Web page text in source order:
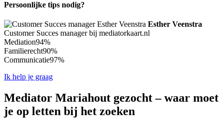
Persoonlijke tips nodig?
Esther Veenstra
Customer Succes manager bij mediatorkaart.nl
Mediation94%
Familierecht90%
Communicatie97%
Ik help je graag
Mediator Mariahout gezocht – waar moet
je op letten bij het zoeken